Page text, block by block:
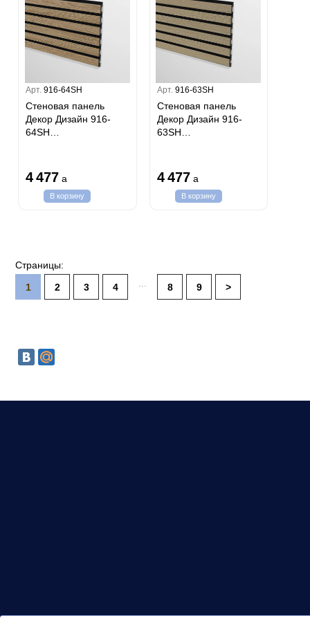
Арт.916-64SH
Стеновая панель
Декор Дизайн 916-
64SH
(Цветные панели)
4 477 a
В корзину
Арт. 916-63SH
Стеновая панель
Декор Дизайн 916-
63SH
Декор (Цветные
панели)
4 477 a
В корзину
Страницы:
1
2 3 4 8 9 >